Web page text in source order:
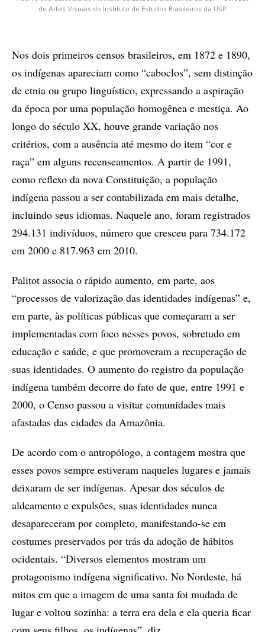
de Artes Visuais do Instituto de Estudos Brasileiros da USP
Nos dois primeiros censos brasileiros, em 1872 e 1890,
os indígenas apareciam como “caboclos”, sem distinção
de etnia ou grupo linguístico, expressando a aspiração
da época por uma população homogênea e mestiça. Ao
longo do século XX, houve grande variação nos
critérios, com a ausência até mesmo do item “cor e
raça” em alguns recenseamentos. A partir de 1991,
como reflexo da nova Constituição, a população
indígena passou a ser contabilizada em mais detalhe,
incluindo seus idiomas. Naquele ano, foram registrados
294.131 indivíduos, número que cresceu para 734.172
em 2000 e 817.963 em 2010.
Palitot associa o rápido aumento, em parte, aos
“processos de valorização das identidades indígenas” e,
em parte, às políticas públicas que começaram a ser
implementadas com foco nesses povos, sobretudo em
educação e saúde, e que promoveram a recuperação de
suas identidades. O aumento do registro da população
indígena também decorre do fato de que, entre 1991 e
2000, o Censo passou a visitar comunidades mais
afastadas das cidades da Amazônia.
De acordo com o antropólogo, a contagem mostra que
esses povos sempre estiveram naqueles lugares e jamais
deixaram de ser indígenas. Apesar dos séculos de
aldeamento e expulsões, suas identidades nunca
desapareceram por completo, manifestando-se em
costumes preservados por trás da adoção de hábitos
ocidentais. “Diversos elementos mostram um
protagonismo indígena significativo. No Nordeste, há
mitos em que a imagem de uma santa foi mudada de
lugar e voltou sozinha: a terra era dela e ela queria ficar